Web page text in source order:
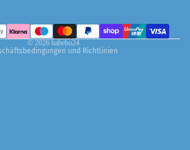
© 2026 habebo24
und Richtlinien